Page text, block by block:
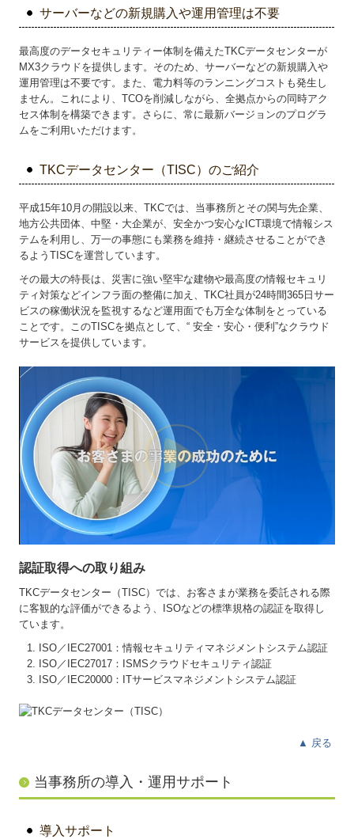
サーバーなどの新規購入や運用管理は不要
最高度のデータセキュリティー体制を備えたTKCデータセンターが
MX3クラウドを提供します。そのため、サーバーなどの新規購入や
運用管理は不要です。また、電力料等のランニングコストも発生し
ません。これにより、TCOを削減しながら、全拠点からの同時アク
セス体制を構築できます。さらに、常に最新バージョンのプログラ
ムをご利用いただけます。
TKCデータセンター（TISC）のご紹介
平成15年10月の開設以来、TKCでは、当事務所とその関与先企業、
地方公共団体、中堅・大企業が、安全かつ安心なICT環境で情報シス
テムを利用し、万一の事態にも業務を維持・継続させることができ
るようTISCを運営しています。
その最大の特長は、災害に強い堅牢な建物や最高度の情報セキュリ
ティ対策などインフラ面の整備に加え、TKC社員が24時間365日サー
ビスの稼働状況を監視するなど運用面でも万全な体制をとっている
ことです。このTISCを拠点として、“ 安全・安心・便利”なクラウド
サービスを提供しています。
認証取得への取り組み
TKCデータセンター（TISC）では、お客さまが業務を委託される際
に客観的な評価ができるよう、ISOなどの標準規格の認証を取得し
ています。
ISO／IEC27001：情報セキュリティマネジメントシステム認証
ISO／IEC27017：ISMSクラウドセキュリティ認証
ISO／IEC20000：ITサービスマネジメントシステム認証
▲ 戻る
当事務所の導入・運用サポート
導入サポート